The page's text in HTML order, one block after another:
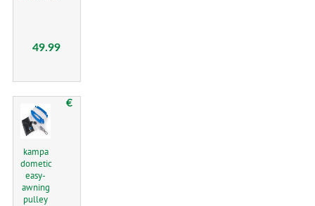
49.99
kampa
dometic
easy-
awning
pulley
€